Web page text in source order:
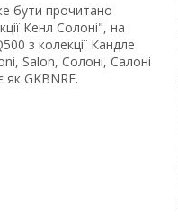
бути прочитано
Кенл Солоні", на
з колекції Кандле
Salon, Солоні, Салоні
як GKBNRF.